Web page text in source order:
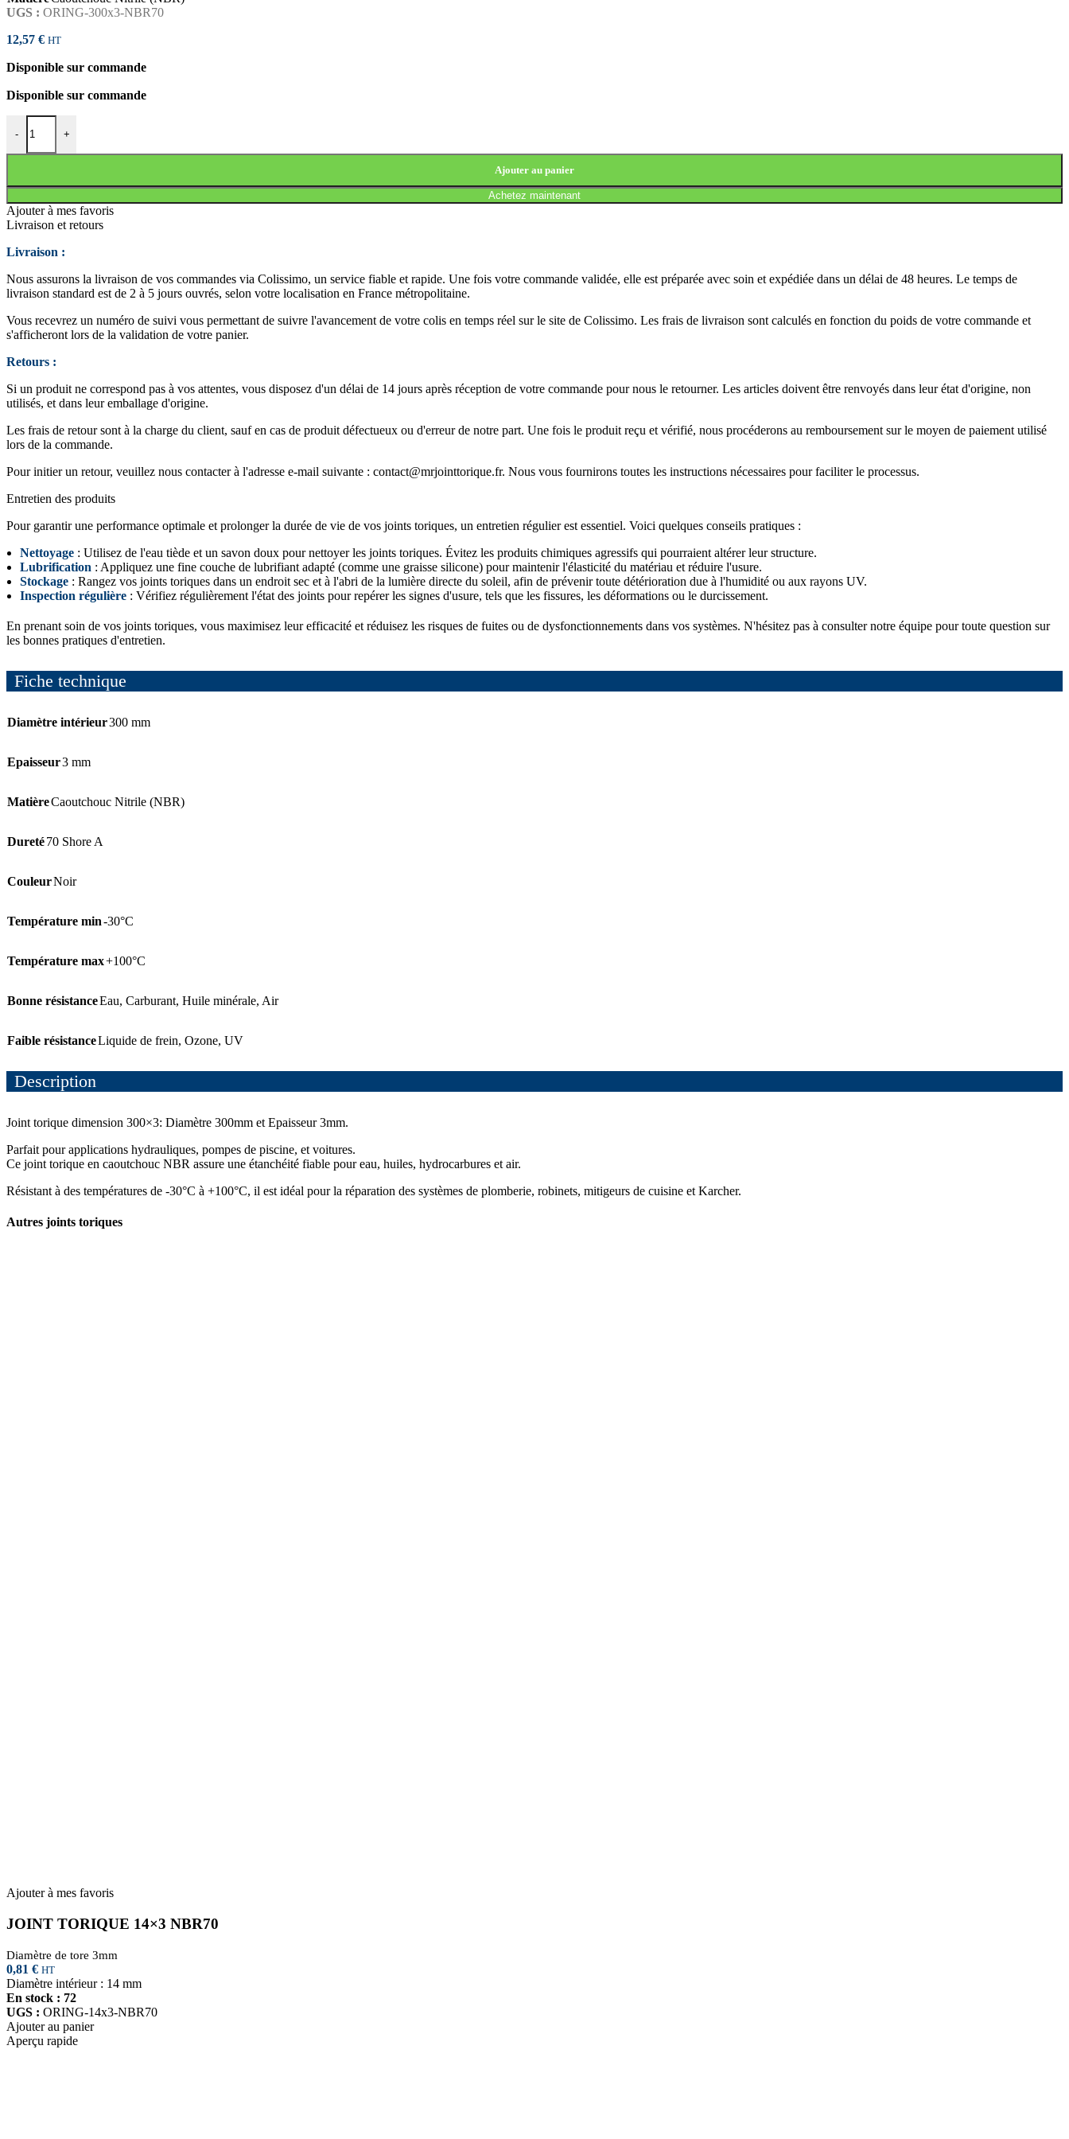
UGS : ORING-300x3-NBR70
12,57 € HT
Disponible sur commande
Disponible sur commande
-
quantité de JOINT TORIQUE 300x3 NBR70
+
Ajouter au panier
Achetez maintenant
Ajouter à mes favoris
Livraison et retours
Livraison :
Nous assurons la livraison de vos commandes via Colissimo, un service fiable et rapide. Une fois votre commande validée, elle est préparée avec soin et expédiée dans un délai de 48 heures. Le temps de
livraison standard est de 2 à 5 jours ouvrés, selon votre localisation en France métropolitaine.
Vous recevrez un numéro de suivi vous permettant de suivre l'avancement de votre colis en temps réel sur le site de Colissimo. Les frais de livraison sont calculés en fonction du poids de votre commande et
s'afficheront lors de la validation de votre panier.
Retours :
Si un produit ne correspond pas à vos attentes, vous disposez d'un délai de 14 jours après réception de votre commande pour nous le retourner. Les articles doivent être renvoyés dans leur état d'origine, non
utilisés, et dans leur emballage d'origine.
Les frais de retour sont à la charge du client, sauf en cas de produit défectueux ou d'erreur de notre part. Une fois le produit reçu et vérifié, nous procéderons au remboursement sur le moyen de paiement utilisé
lors de la commande.
Pour initier un retour, veuillez nous contacter à l'adresse e-mail suivante : contact@mrjointtorique.fr. Nous vous fournirons toutes les instructions nécessaires pour faciliter le processus.
Entretien des produits
Pour garantir une performance optimale et prolonger la durée de vie de vos joints toriques, un entretien régulier est essentiel. Voici quelques conseils pratiques :
Nettoyage : Utilisez de l'eau tiède et un savon doux pour nettoyer les joints toriques. Évitez les produits chimiques agressifs qui pourraient altérer leur structure.
Lubrification : Appliquez une fine couche de lubrifiant adapté (comme une graisse silicone) pour maintenir l'élasticité du matériau et réduire l'usure.
Stockage : Rangez vos joints toriques dans un endroit sec et à l'abri de la lumière directe du soleil, afin de prévenir toute détérioration due à l'humidité ou aux rayons UV.
Inspection régulière : Vérifiez régulièrement l'état des joints pour repérer les signes d'usure, tels que les fissures, les déformations ou le durcissement.
En prenant soin de vos joints toriques, vous maximisez leur efficacité et réduisez les risques de fuites ou de dysfonctionnements dans vos systèmes. N'hésitez pas à consulter notre équipe pour toute question sur
les bonnes pratiques d'entretien.
Fiche technique
Diamètre intérieur300 mm
Epaisseur3 mm
MatièreCaoutchouc Nitrile (NBR)
Dureté70 Shore A
CouleurNoir
Température min-30°C
Température max+100°C
Bonne résistanceEau, Carburant, Huile minérale, Air
Faible résistanceLiquide de frein, Ozone, UV
Description
Joint torique dimension 300×3: Diamètre 300mm et Epaisseur 3mm.
Parfait pour applications hydrauliques, pompes de piscine, et voitures.
Ce joint torique en caoutchouc NBR assure une étanchéité fiable pour eau, huiles, hydrocarbures et air.
Résistant à des températures de -30°C à +100°C, il est idéal pour la réparation des systèmes de plomberie, robinets, mitigeurs de cuisine et Karcher.
Autres joints toriques
Ajouter à mes favoris
JOINT TORIQUE 14×3 NBR70
Diamètre de tore 3mm
0,81 € HT
Diamètre intérieur : 14 mm
En stock : 72
UGS : ORING-14x3-NBR70
Ajouter au panier
Aperçu rapide